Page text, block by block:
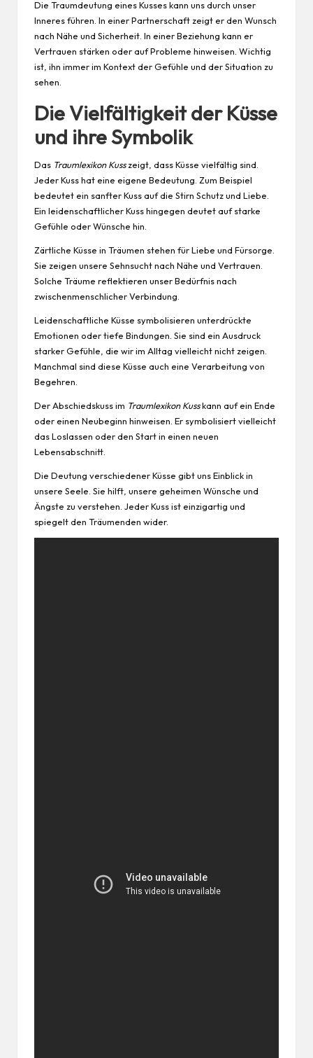
Die Traumdeutung eines Kusses kann uns durch unser
Inneres führen. In einer Partnerschaft zeigt er den Wunsch
nach Nähe und Sicherheit. In einer Beziehung kann er
Vertrauen stärken oder auf Probleme hinweisen. Wichtig
ist, ihn immer im Kontext der Gefühle und der Situation zu
sehen.
Die Vielfältigkeit der Küsse
und ihre Symbolik
Das Traumlexikon Kusszeigt, dass Küsse vielfältig sind.
Jeder Kuss hat eine eigene Bedeutung. Zum Beispiel
bedeutet ein sanfter Kuss auf die Stirn Schutz und Liebe.
Ein leidenschaftlicher Kuss hingegen deutet auf starke
Gefühle oder Wünsche hin.
Zärtliche Küsse in Träumen stehen für Liebe und Fürsorge.
Sie zeigen unsere Sehnsucht nach Nähe und Vertrauen.
Solche Träume reflektieren unser Bedürfnis nach
zwischenmenschlicher Verbindung.
Leidenschaftliche Küsse symbolisieren unterdrückte
Emotionen oder tiefe Bindungen. Sie sind ein Ausdruck
starker Gefühle, die wir im Alltag vielleicht nicht zeigen.
Manchmal sind diese Küsse auch eine Verarbeitung von
Begehren.
Der Abschiedskuss im Traumlexikon Kusskann auf ein Ende
oder einen Neubeginn hinweisen. Er symbolisiert vielleicht
das Loslassen oder den Start in einen neuen
Lebensabschnitt.
Die Deutung verschiedener Küsse gibt uns Einblick in
unsere Seele. Sie hilft, unsere geheimen Wünsche und
Ängste zu verstehen. Jeder Kuss ist einzigartig und
spiegelt den Träumenden wider.